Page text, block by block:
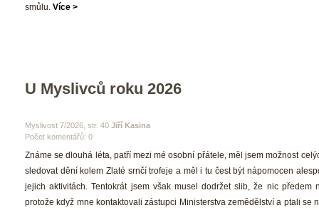
můlu. Více >
U Myslivců roku 2026
Myslivost 7/2026, str. 40 Jiří Kasina
Počet komentářů: 0
Známe se dlouhá léta, patří mezi mé osobní přátele, měl jsem možnost
ledovat dění kolem Zlaté srnčí trofeje a měl i tu čest být nápomocen
jejich aktivitách. Tentokrát jsem však musel dodržet slib, že nic předem
protože když mne kontaktovali zástupci Ministerstva zemědělství a ptali se